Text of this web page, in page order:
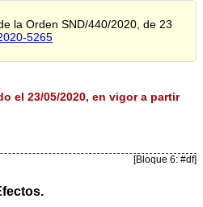
la Orden SND/440/2020, de 23
5265
el 23/05/2020, en vigor a partir
[Bloque 6: #df]